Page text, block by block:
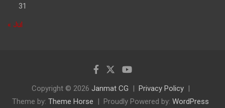
31
« Jul
Copyright © 2026 Janmat CG
Privacy Policy
Theme by: Theme Horse Proudly Powered by: WordPress